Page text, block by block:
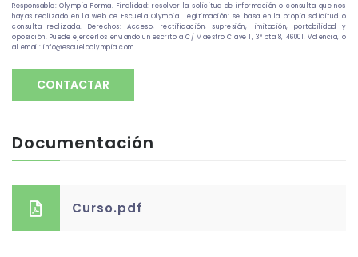
Responsable: Olympia Forma. Finalidad: resolver la solicitud de información o consulta que nos
hayas realizado en la web de Escuela Olympia. Legitimación: se basa en la propia solicitud o
consulta realizada. Derechos: Acceso, rectificación, supresión, limitación, portabilidad y
oposición. Puede ejercerlos enviando un escrito a C/ Maestro Clave 1, 3º pta 8, 46001, Valencia, o
al email: info@escuelaolympia.com
CONTACTAR
Documentación
Curso.pdf